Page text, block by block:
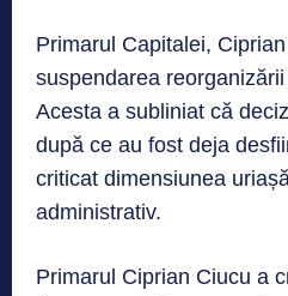
Primarul Capitalei,
suspendarea
Acesta a subliniat că
după ce au fost deja
criticat dimensiunea
administrativ.
Primarul Ciprian Ciucu a